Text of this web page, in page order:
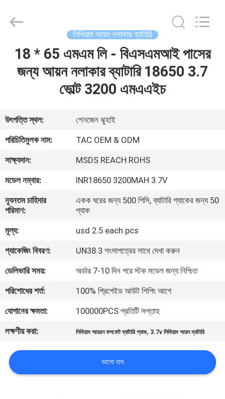
বাড়ি
ভিডিও
সম্পর্কে
কারখানা
মান
নিয়ন্ত্রণ
করুন
খবর
Energy
Technology
Reserved.
লিথিয়াম আয়ন নলাকার ব্যাটারি
18 * 65 এমএম লি - বিএসএমআই পাসের
জন্য আয়ন নলাকার ব্যাটারি 18650 3.7
ভোল্ট 3200 এমএএইচ
উৎপত্তি স্থল:
শেনজেন ঝুহাই
পরিচিতিমুলক নাম:
TAC OEM & ODM
সাক্ষ্যদান:
MSDS REACH ROHS
মডেল নম্বার:
INR18650 3200MAH 3.7V
ন্যূনতম চাহিদার
পরিমাণ:
একক ঘরের জন্য 500 পিসি, ব্যাটারি প্যাকের জন্য 50
প্যাক
মূল্য:
usd 2.5 each pcs
প্যাকেজিং বিবরণ:
UN38.3 শংসাপত্রের সাথে দেখা করুন
ডেলিভারি সময়:
অর্ডার 7-10 দিন পরে স্টক মডেল জন্য নিশ্চিত
পরিশোধের শর্ত:
100% প্রিপেইড আউট শিপিং আগে
যোগানের ক্ষমতা:
100000PCS প্রতিটি সপ্তাহ
লক্ষণীয় করা:
লিথিয়াম আয়রন ফসফেট ব্যাটারি প্যাক, 3.7v লিথিয়াম আয়ন ব্যাটারি
ভালো দাম